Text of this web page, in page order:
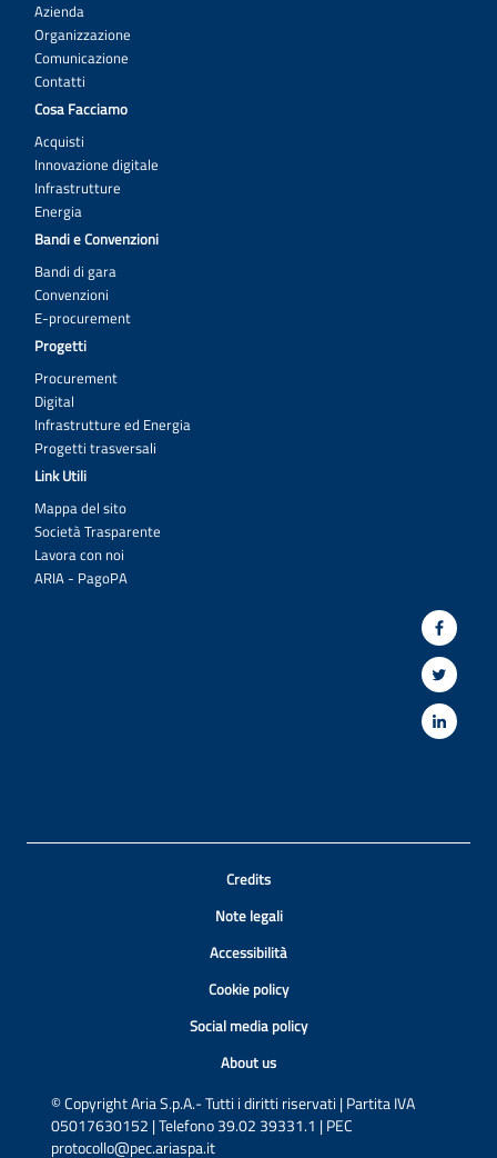
Azienda
Organizzazione
Comunicazione
Contatti
Cosa Facciamo
Acquisti
Innovazione digitale
Infrastrutture
Energia
Bandi e Convenzioni
Bandi di gara
Convenzioni
E-procurement
Progetti
Procurement
Digital
Infrastrutture ed Energia
Progetti trasversali
Link Utili
Mappa del sito
Società Trasparente
Lavora con noi
ARIA - PagoPA
Credits
Note legali
Accessibilità
Cookie policy
Social media policy
About us
© Copyright Aria S.p.A.- Tutti i diritti riservati | Partita IVA
05017630152 | Telefono 39.02 39331.1 | PEC
protocollo@pec.ariaspa.it